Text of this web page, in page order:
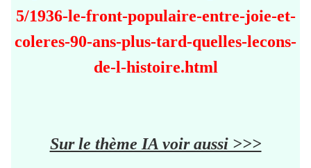
5/1936-le-front-populaire-entre-joie-et-
coleres-90-ans-plus-tard-quelles-lecons-
de-l-histoire.html
Sur le thème IA voir aussi >>>